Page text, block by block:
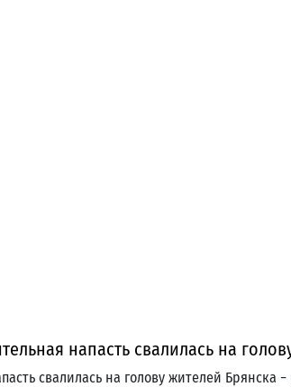
напасть свалилась на
свалилась на голову жителей Брянска